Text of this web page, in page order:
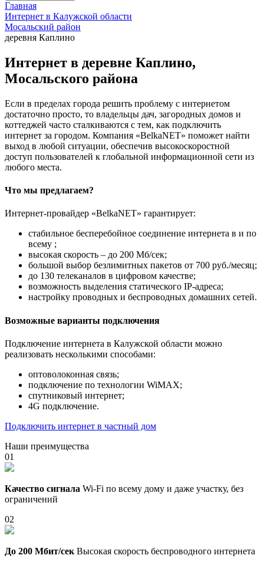
Главная
Интернет в Калужской области
Мосальский район
деревня Каплино
Интернет в деревне Каплино,
Мосальского района
Если в пределах города решить проблему с интернетом
достаточно просто, то владельцы дач, загородных домов и
коттеджей часто сталкиваются с тем, как подключить
интернет за городом. Компания «BelkaNET» поможет найти
выход в любой ситуации, обеспечив высокоскоростной
доступ пользователей к глобальной информационной сети из
любого места.
Что мы предлагаем?
Интернет-провайдер «BelkaNET» гарантирует:
стабильное бесперебойное соединение интернета в и по
всему ;
высокая скорость – до 200 Мб/сек;
большой выбор безлимитных пакетов от 700 руб./месяц;
до 130 телеканалов в цифровом качестве;
возможность выделения статического IP-адреса;
настройку проводных и беспроводных домашних сетей.
Возможные варианты подключения
Подключение интернета в Калужской области можно
реализовать несколькими способами:
оптоволоконная связь;
подключение по технологии WiMAX;
спутниковый интернет;
4G подключение.
Подключить интернет в частный дом
Наши преимущества
01
Качество сигнала Wi-Fi по всему дому и даже участку, без
ограничений
02
До 200 Мбит/сек Высокая скорость беспроводного интернета